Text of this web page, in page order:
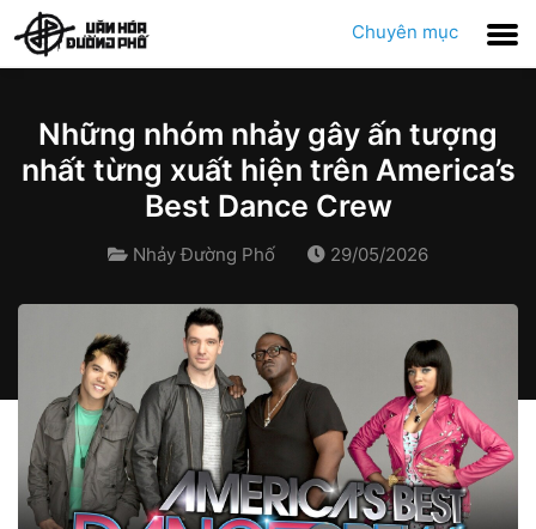
Chuyên mục
Những nhóm nhảy gây ấn tượng
nhất từng xuất hiện trên America’s
Best Dance Crew
Nhảy Đường Phố 29/05/2026